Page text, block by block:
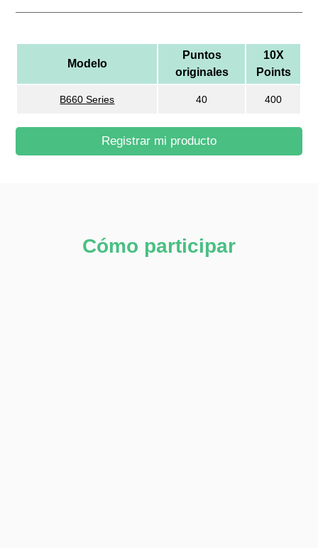
Modelo
Puntos
originales
10X
Points
B660 Series 40 400
Registrar mi producto
Cómo participar